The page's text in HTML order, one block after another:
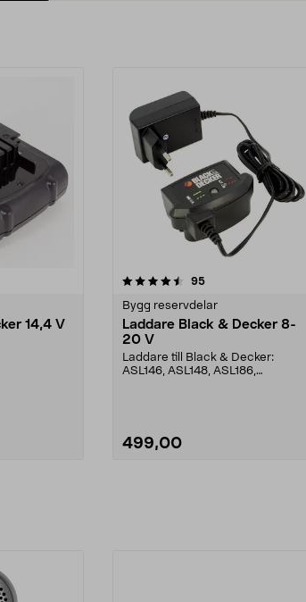
14,4 V
95recensioner
Bygg reservdelar
Laddare Black & Decker 8-
20 V
Laddare till Black & Decker:
ASL146, ASL148, ASL186,
499,00